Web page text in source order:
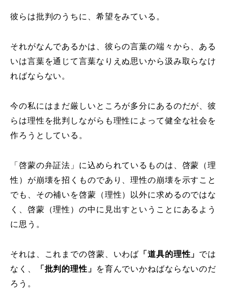
彼らは批判のうちに、希望をみている。
それがなんであるかは、彼らの言葉の端々から、ある
いは言葉を通じて言葉なりえぬ思いから汲み取らなけ
ればならない。
今の私にはまだ厳しいところが多分にあるのだが、彼
らは理性を批判しながらも理性によって健全な社会を
作ろうとしている。
「啓蒙の弁証法」に込められているものは、啓蒙（理
性）が崩壊を招くものであり、理性の崩壊を示すこと
でも、その補いを啓蒙（理性）以外に求めるのではな
く、啓蒙（理性）の中に見出すということにあるよう
に思う。
それは、これまでの啓蒙、いわば 「道具的理性」 では
なく、
「批判的理性」 を育んでいかねばならないのだ
ろう。